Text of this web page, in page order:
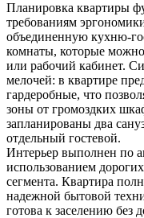
Планировка квартиры
требованиям
объединенную кухню-
комнаты, которые можно
или рабочий кабинет.
мелочей: в квартире
гардеробные, что
зоны от громоздких
запланированы два
отдельный гостевой.
Интерьер выполнен по
использованием
сегмента. Квартира
надежной бытовой
готова к заселению без